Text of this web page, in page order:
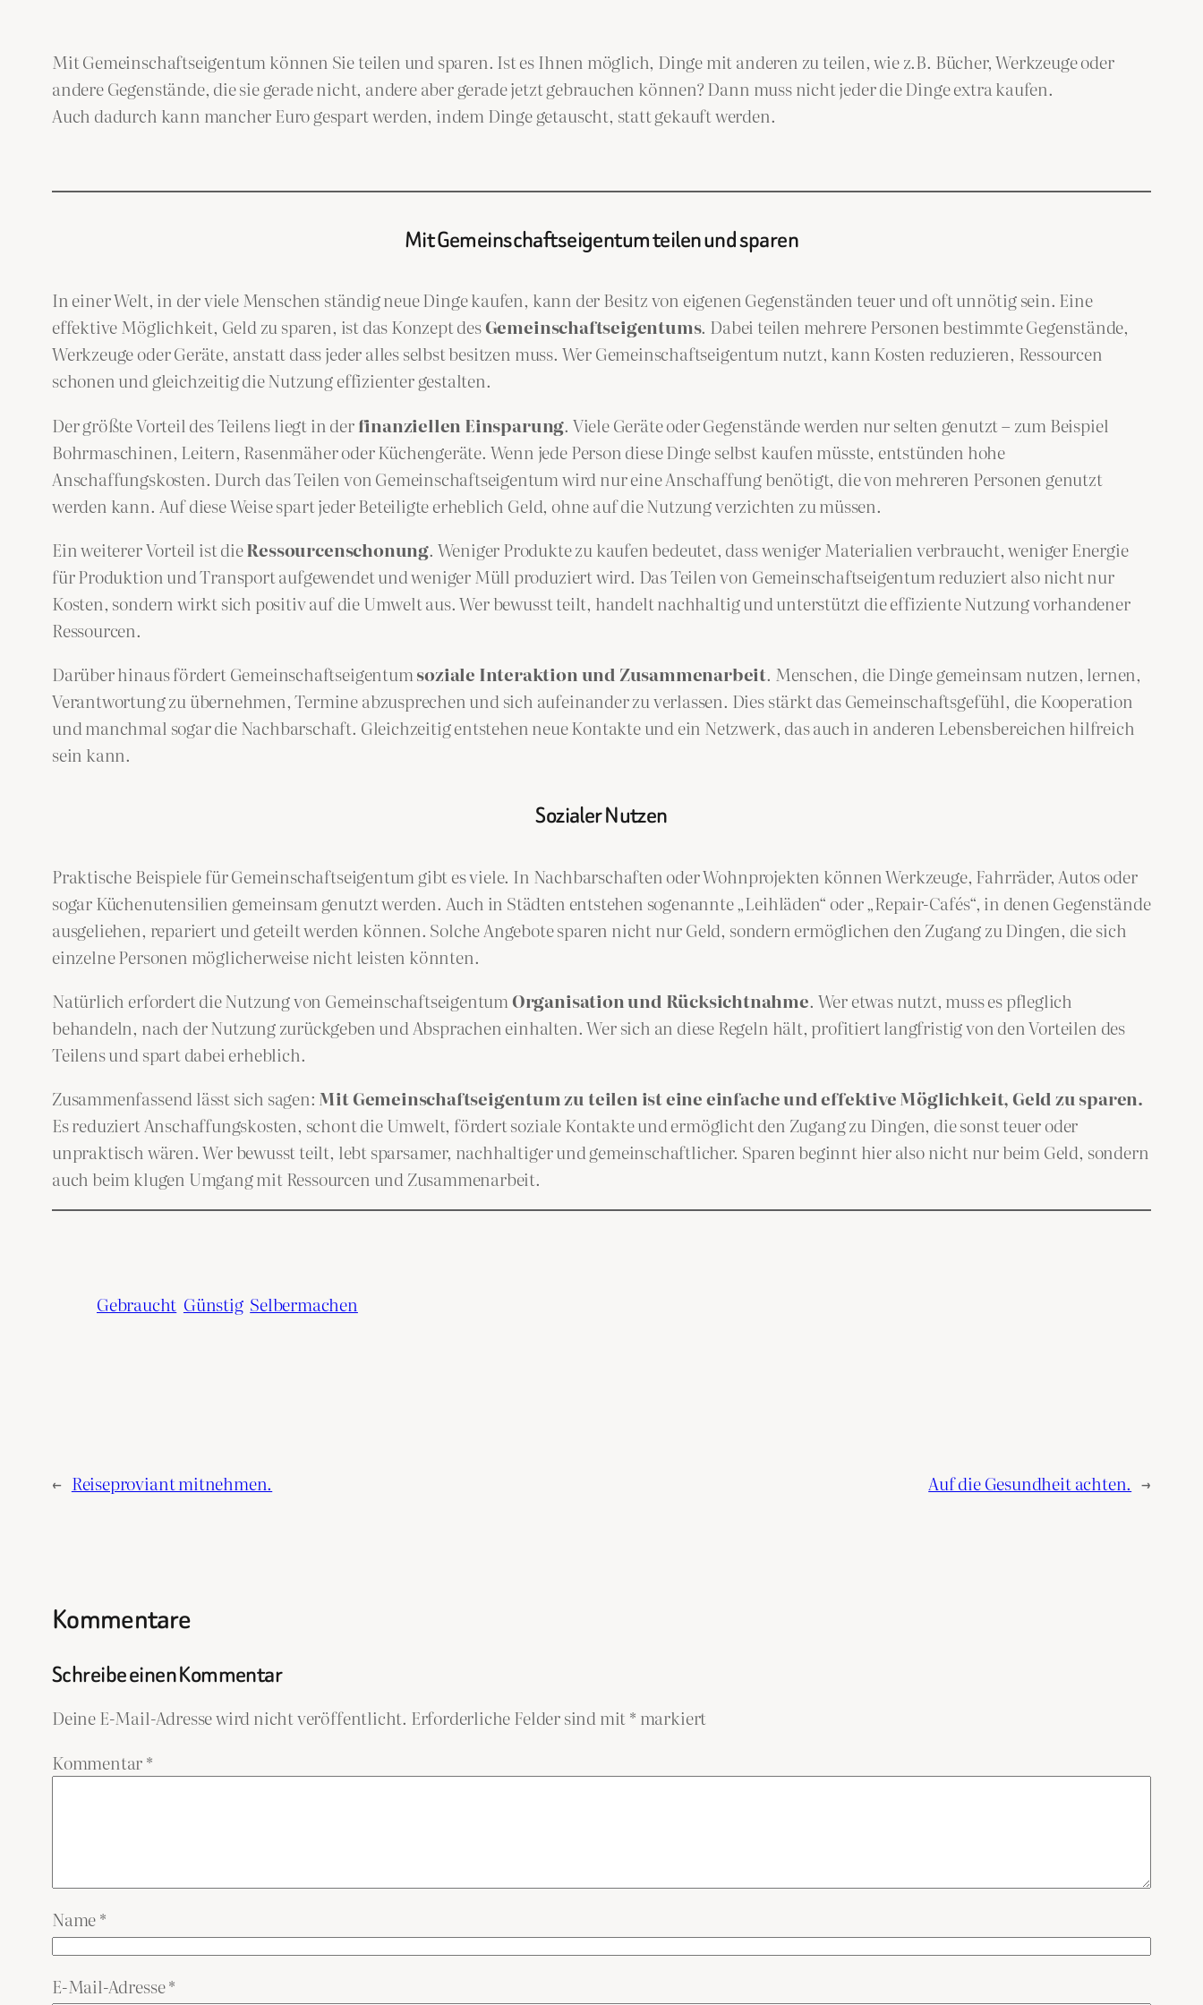
Mit Gemeinschaftseigentum können Sie teilen und sparen. Ist es Ihnen möglich, Dinge mit anderen zu teilen, wie z.B. Bücher, Werkzeuge oder
andere Gegenstände, die sie gerade nicht, andere aber gerade jetzt gebrauchen können? Dann muss nicht jeder die Dinge extra kaufen.
Auch dadurch kann mancher Euro gespart werden, indem Dinge getauscht, statt gekauft werden.
Mit Gemeinschaftseigentum teilen und sparen
In einer Welt, in der viele Menschen ständig neue Dinge kaufen, kann der Besitz von eigenen Gegenständen teuer und oft unnötig sein. Eine
effektive Möglichkeit, Geld zu sparen, ist das Konzept desGemeinschaftseigentums. Dabei teilen mehrere Personen bestimmte Gegenstände,
Werkzeuge oder Geräte, anstatt dass jeder alles selbst besitzen muss. Wer Gemeinschaftseigentum nutzt, kann Kosten reduzieren, Ressourcen
schonen und gleichzeitig die Nutzung effizienter gestalten.
Der größte Vorteil des Teilens liegt in derfinanziellen Einsparung. Viele Geräte oder Gegenstände werden nur selten genutzt – zum Beispiel
Bohrmaschinen, Leitern, Rasenmäher oder Küchengeräte. Wenn jede Person diese Dinge selbst kaufen müsste, entstünden hohe
Anschaffungskosten. Durch das Teilen von Gemeinschaftseigentum wird nur eine Anschaffung benötigt, die von mehreren Personen genutzt
werden kann. Auf diese Weise spart jeder Beteiligte erheblich Geld, ohne auf die Nutzung verzichten zu müssen.
Ein weiterer Vorteil ist dieRessourcenschonung. Weniger Produkte zu kaufen bedeutet, dass weniger Materialien verbraucht, weniger Energie
für Produktion und Transport aufgewendet und weniger Müll produziert wird. Das Teilen von Gemeinschaftseigentum reduziert also nicht nur
Kosten, sondern wirkt sich positiv auf die Umwelt aus. Wer bewusst teilt, handelt nachhaltig und unterstützt die effiziente Nutzung vorhandener
Ressourcen.
Darüber hinaus fördert Gemeinschaftseigentumsoziale Interaktion und Zusammenarbeit. Menschen, die Dinge gemeinsam nutzen, lernen,
Verantwortung zu übernehmen, Termine abzusprechen und sich aufeinander zu verlassen. Dies stärkt das Gemeinschaftsgefühl, die Kooperation
und manchmal sogar die Nachbarschaft. Gleichzeitig entstehen neue Kontakte und ein Netzwerk, das auch in anderen Lebensbereichen hilfreich
sein kann.
Sozialer Nutzen
Praktische Beispiele für Gemeinschaftseigentum gibt es viele. In Nachbarschaften oder Wohnprojekten können Werkzeuge, Fahrräder, Autos oder
sogar Küchenutensilien gemeinsam genutzt werden. Auch in Städten entstehen sogenannte „Leihläden“ oder „Repair-Cafés“, in denen Gegenstände
ausgeliehen, repariert und geteilt werden können. Solche Angebote sparen nicht nur Geld, sondern ermöglichen den Zugang zu Dingen, die sich
einzelne Personen möglicherweise nicht leisten könnten.
Natürlich erfordert die Nutzung von GemeinschaftseigentumOrganisation und Rücksichtnahme. Wer etwas nutzt, muss es pfleglich
behandeln, nach der Nutzung zurückgeben und Absprachen einhalten. Wer sich an diese Regeln hält, profitiert langfristig von den Vorteilen des
Teilens und spart dabei erheblich.
Zusammenfassend lässt sich sagen: Mit Gemeinschaftseigentum zu teilen ist eine einfache und effektive Möglichkeit, Geld zu sparen.
Es reduziert Anschaffungskosten, schont die Umwelt, fördert soziale Kontakte und ermöglicht den Zugang zu Dingen, die sonst teuer oder
unpraktisch wären. Wer bewusst teilt, lebt sparsamer, nachhaltiger und gemeinschaftlicher. Sparen beginnt hier also nicht nur beim Geld, sondern
auch beim klugen Umgang mit Ressourcen und Zusammenarbeit.
Gebraucht Günstig Selbermachen
← Reiseproviant mitnehmen. Auf die Gesundheit achten. →
Kommentare
Schreibe einen Kommentar
Deine E-Mail-Adresse wird nicht veröffentlicht. Erforderliche Felder sind mit* markiert
Kommentar*
Name*
E-Mail-Adresse*